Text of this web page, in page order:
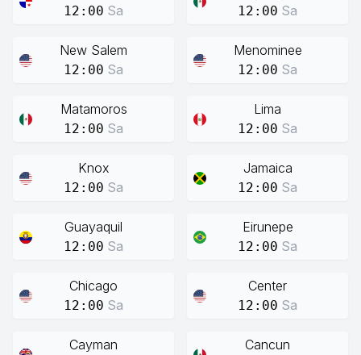
12:00 Sa 12:00 Sa
New Salem
12:00 Sa
Menominee
12:00 Sa
Matamoros
12:00 Sa
Lima
12:00 Sa
Knox
12:00 Sa
Jamaica
12:00 Sa
Guayaquil
12:00 Sa
Eirunepe
12:00 Sa
Chicago
12:00 Sa
Center
12:00 Sa
Cayman Cancun